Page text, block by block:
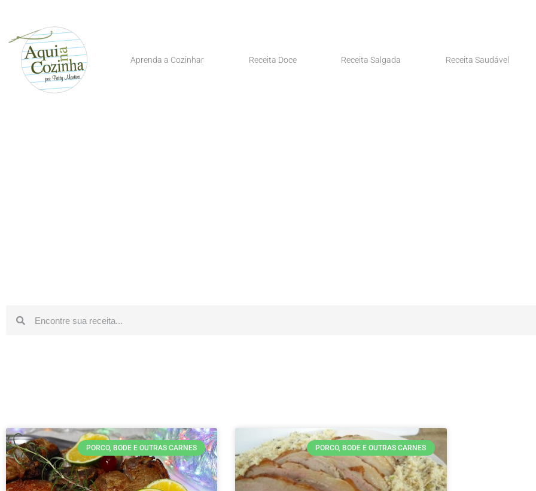
Aprenda a Cozinhar Receita Doce Receita Salgada Receita Saudável
PORCO, BODE E OUTRAS CARNES PORCO, BODE E OUTRAS CARNES